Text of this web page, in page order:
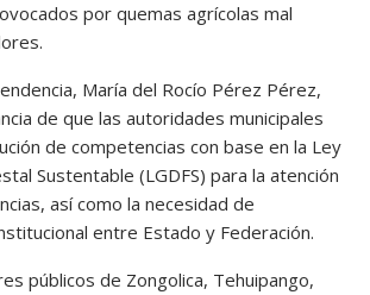
por quemas agrícolas mal
María del Rocío Pérez Pérez,
de que las autoridades municipales
de competencias con base en la Ley
Sustentable (LGDFS) para la atención
así como la necesidad de
entre Estado y Federación.
públicos de Zongolica, Tehuipango,